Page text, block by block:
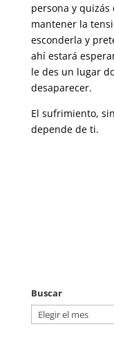
persona y
mantener la
esconderla y
ahí estará
le des un lugar
desaparecer.
El sufrimiento,
depende de ti.
Buscar
Buscar